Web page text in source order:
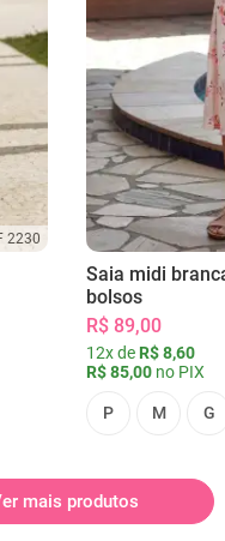
2230
Saia midi
bolsos
R$ 89,00
12x de R$ 8,60
R$ 85,00 no PIX
P M G
mais produtos